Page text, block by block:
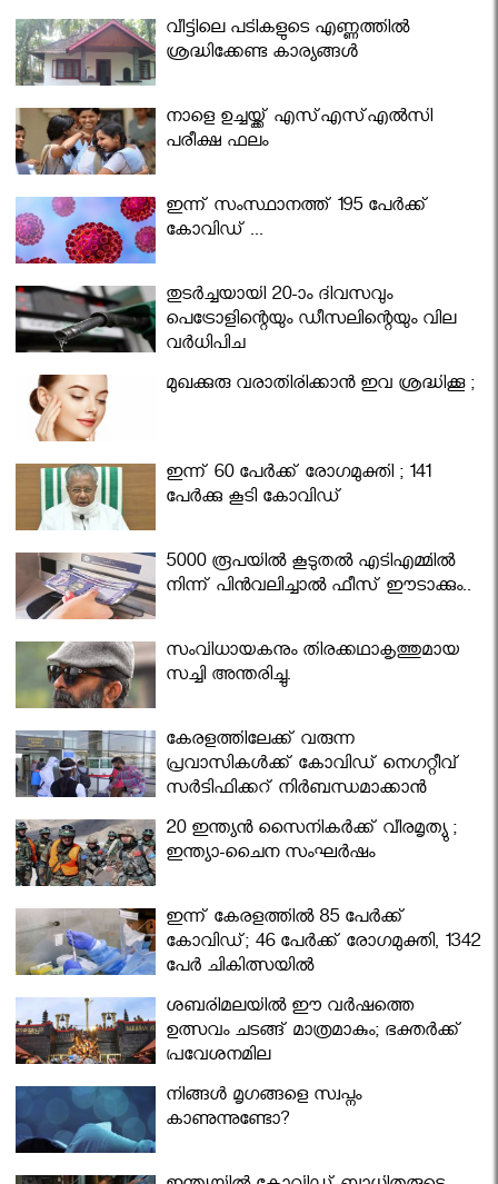
വീട്ടിലെ പടികളുടെ എണ്ണത്തിൽ
ശ്രദ്ധിക്കേണ്ട കാര്യങ്ങൾ
നാളെ ഉച്ചയ്ക്ക് എസ്എസ്എല്‍സി
പരീക്ഷ ഫലം
ഇന്ന് സംസ്ഥാനത്ത് 195 പേര്‍ക്ക്
കോവിഡ് ...
തുടർച്ചയായി 20-ാം ദിവസവും
പെട്രോളിന്റെയും ഡീസലിന്റെയും വില
വര്‍ധിപ്പിച്ചു
മുഖക്കുരു വരാതിരിക്കാന്‍ ഇവ ശ്രദ്ധിക്കൂ ;
ഇന്ന് 60 പേർക്ക് രോഗമുക്തി ; 141
പേര്‍ക്കു കൂടി കോവിഡ്
5000 രൂപയിൽ കൂടുതൽ എടിഎമ്മിൽ
നിന്ന് പിൻവലിച്ചാൽ ഫീസ് ഈടാക്കും..
സംവിധായകനും തിരക്കഥാകൃത്തുമായ
സച്ചി അന്തരിച്ചു.
കേരളത്തിലേക്ക് വരുന്ന
പ്രവാസികള്‍ക്ക് കോവിഡ് നെഗറ്റീവ്
സര്‍ട്ടിഫിക്കറ്റ് നിർബന്ധമാക്കാൻ
മന്ത്രിസഭ
20 ഇന്ത്യൻ സൈനികർക്ക് വീരമൃത്യു ;
ഇന്ത്യാ-ചൈന സംഘർഷം
ഇന്ന് കേരളത്തിൽ 85 പേർക്ക്
കോവിഡ്; 46 പേർക്ക് രോഗമുക്തി, 1342
പേർ ചികിത്സയിൽ
ശബരിമലയില്‍ ഈ വർഷത്തെ
ഉത്സവം ചടങ്ങ് മാത്രമാകും; ഭക്തർക്ക്
പ്രവേശനമില്ല
നിങ്ങള്‍ മൃഗങ്ങളെ സ്വപ്നം
കാണുന്നുണ്ടോ?